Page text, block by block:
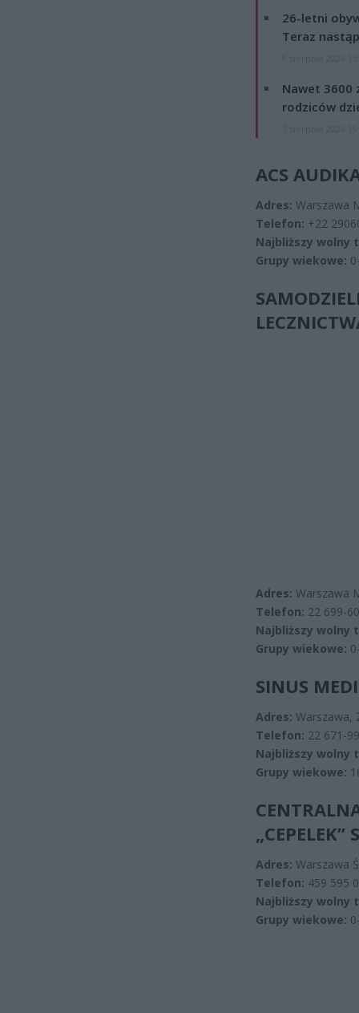
26-letni
Teraz
Nawet 3600
rodziców
ACS
Adres: Warszawa
Telefon: +22
Najbliższy wolny
Grupy wiekowe:
Adres: Warszawa
Telefon: 22 699-
Najbliższy wolny
Grupy wiekowe:
SINUS
Adres: Warszawa,
Telefon: 22 671-
Najbliższy wolny
Grupy wiekowe:
„CEPELEK”
Adres: Warszawa
Telefon: 459 595
Najbliższy wolny
Grupy wiekowe: